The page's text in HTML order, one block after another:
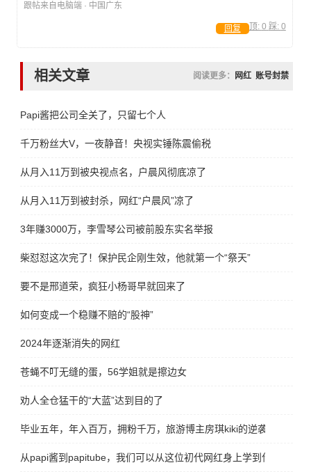
跟帖来自电脑端 · 中国广东
顶: 0 踩: 0
回复
相关文章 阅读更多： 网红 账号封禁
Papi酱把公司全关了，只留七个人
千万粉丝大V，一夜静音！央视实锤陈震偷税
从月入11万到被央视点名，户晨风彻底凉了
从月入11万到被封杀，网红“户晨风”凉了
3年赚3000万，李雪琴公司被前股东实名举报
柴怼怼这次完了！保护民企刚生效，他就第一个“祭天”
要不是邢道荣，疯狂小杨哥早就回来了
如何变成一个稳赚不赔的“股神”
2024年逐渐消失的网红
苍蝇不叮无缝的蛋，56学姐就是擦边女
劝人全仓猛干的“大蓝”达到目的了
毕业五年，年入百万，拥粉千万，旅游博主房琪kiki的逆袭秘籍
从papi酱到papitube，我们可以从这位初代网红身上学到什么？